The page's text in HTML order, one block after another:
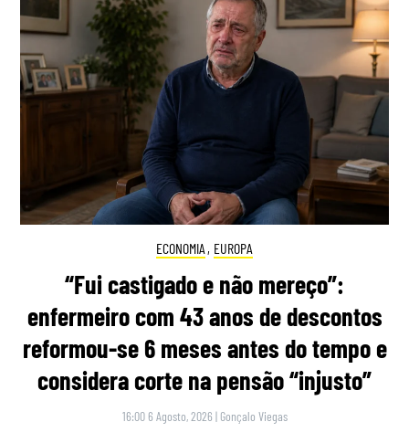
ECONOMIA , EUROPA
“Fui castigado e não mereço”:
enfermeiro com 43 anos de descontos
reformou-se 6 meses antes do tempo e
considera corte na pensão “injusto”
16:00 6 Agosto, 2026 | Gonçalo Viegas